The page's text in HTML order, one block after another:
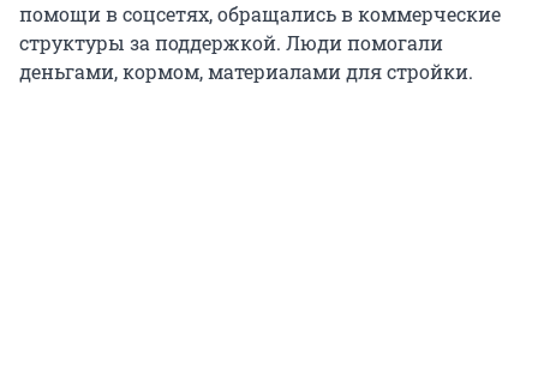
помощи в соцсетях, обращались в коммерческие
структуры за поддержкой. Люди помогали
деньгами, кормом, материалами для стройки.